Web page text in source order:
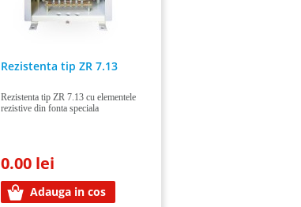
Rezistenta tip ZR 7.13
Rezistenta tip ZR 7.13 cu elementele
rezistive din fonta speciala
0.00 lei
Adauga in cos